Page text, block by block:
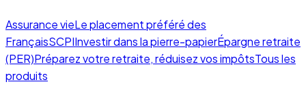
Assurance vieLe placement préféré des
FrançaisSCPIInvestir dans la pierre-papierÉpargne retraite
(PER)Préparez votre retraite, réduisez vos impôtsTous les
produits